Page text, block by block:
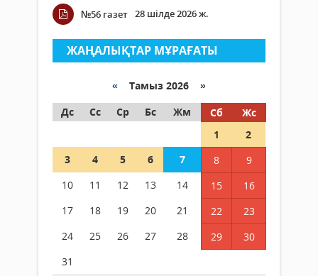
№56 газет 28 шілде 2026 ж.
ЖАҢАЛЫҚТАР МҰРАҒАТЫ
« Тамыз 2026 »
Дс
Сс Ср Бс Жм Сб
Жс
1
2
3
4 5 6 7 8
9
10
11 12 13 14 15
16
17
18 19 20 21 22
23
24
25 26 27 28 29
30
31